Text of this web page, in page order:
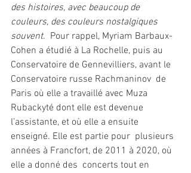
des histoires, avec beaucoup de
couleurs, des couleurs nostalgiques
souvent.  Pour rappel, Myriam Barbaux-
Cohen a étudié à La Rochelle, puis au
Conservatoire de Gennevilliers, avant le
Conservatoire russe Rachmaninov  de
Paris où elle a travaillé avec Muza
Rubackyté dont elle est devenue
l’assistante, et où elle a ensuite
enseigné. Elle est partie pour  plusieurs
années à Francfort, de 2011 à 2020, où
elle a donné des  concerts tout en